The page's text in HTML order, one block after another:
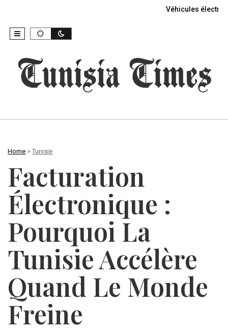
Véhicules
Home > Tunisie
Facturation
Électronique :
Pourquoi La
Tunisie Accélère
Quand Le Monde
Freine